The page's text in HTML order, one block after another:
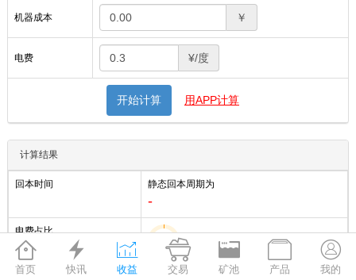
机器成本 ￥
电费 ¥/度
开始计算 用APP计算
计算结果
回本时间 静态回本周期为
-
电费占比

首页

快讯

收益

交易

矿池

产品

我的